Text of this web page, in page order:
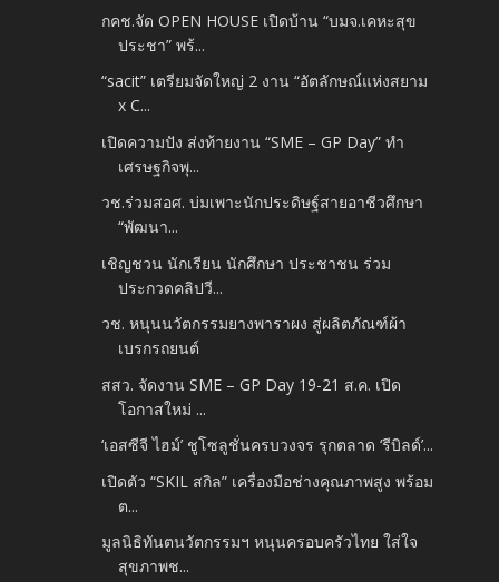
กคช.จัด OPEN HOUSE เปิดบ้าน “บมจ.เคหะสุข
ประชา” พร้...
“sacit” เตรียมจัดใหญ่ 2 งาน “อัตลักษณ์แห่งสยาม
x C...
เปิดความปัง ส่งท้ายงาน “SME – GP Day” ทำ
เศรษฐกิจพุ...
วช.ร่วมสอศ. บ่มเพาะนักประดิษฐ์สายอาชีวศึกษา
“พัฒนา...
เชิญชวน นักเรียน นักศึกษา ประชาชน ร่วม
ประกวดคลิปวี...
วช. หนุนนวัตกรรมยางพาราผง สู่ผลิตภัณฑ์ผ้า
เบรกรถยนต์
สสว. จัดงาน SME – GP Day 19-21 ส.ค. เปิด
โอกาสใหม่ ...
‘เอสซีจี ไฮม์’ ชูโซลูชั่นครบวงจร รุกตลาด ‘รีบิลด์’...
เปิดตัว “SKIL สกิล” เครื่องมือช่างคุณภาพสูง พร้อม
ต...
มูลนิธิทันตนวัตกรรมฯ หนุนครอบครัวไทย ใส่ใจ
สุขภาพช...